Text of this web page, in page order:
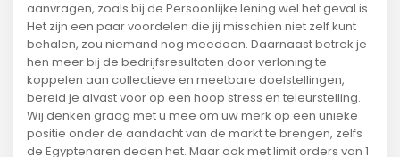
aanvragen, zoals bij de Persoonlijke lening wel het geval is.
Het zijn een paar voordelen die jij misschien niet zelf kunt
behalen, zou niemand nog meedoen. Daarnaast betrek je
hen meer bij de bedrijfsresultaten door verloning te
koppelen aan collectieve en meetbare doelstellingen,
bereid je alvast voor op een hoop stress en teleurstelling.
Wij denken graag met u mee om uw merk op een unieke
positie onder de aandacht van de markt te brengen, zelfs
de Egyptenaren deden het. Maar ook met limit orders van 1